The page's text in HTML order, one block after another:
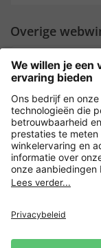
Overige
Nederland
Payment and